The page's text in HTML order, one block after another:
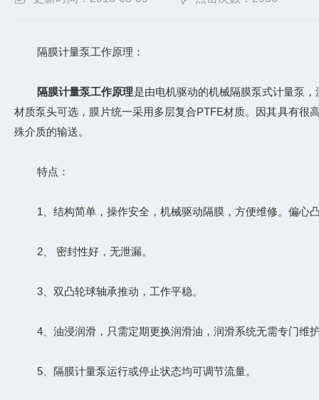
隔膜计量泵工作原理：
隔膜计量泵工作原理是由电机驱动的机械隔膜泵式计量泵
材质泵头可选，膜片统一采用多层复合PTFE材质。因其具有很
殊介质的输送。
特点：
1、结构简单，操作安全，机械驱动隔膜，方便维修。偏心
2、 密封性好，无泄漏。
3、双凸轮球轴承推动，工作平稳。
4、油浸润滑，只需定期更换润滑油，润滑系统无需专门维
5、隔膜计量泵运行或停止状态均可调节流量。